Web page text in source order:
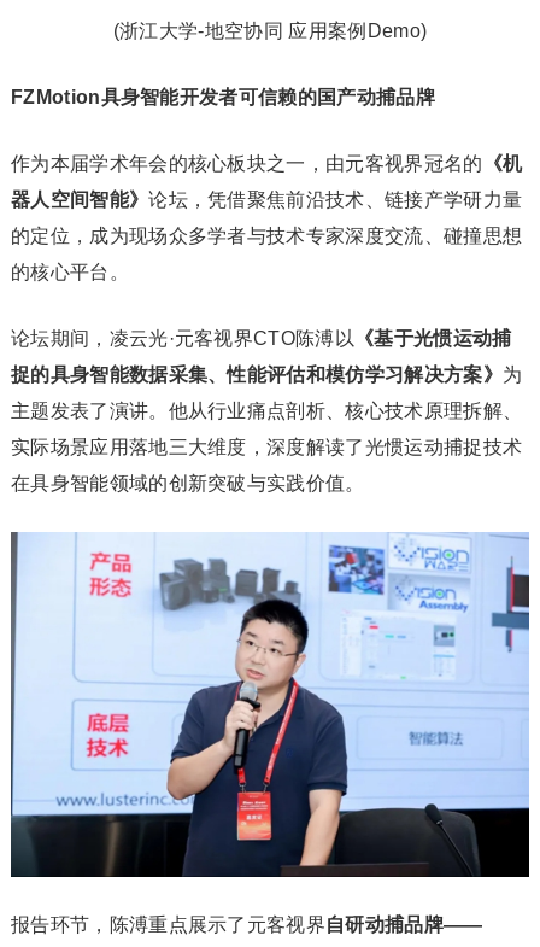
(浙江大学-地空协同 应用案例Demo)
FZMotion具身智能开发者可信赖的国产动捕品牌
作为本届学术年会的核心板块之一，由元客视界冠名的 《机
器人空间智能》论坛，凭借聚焦前沿技术、链接产学研力量
的定位，成为现场众多学者与技术专家深度交流、碰撞思想
的核心平台。
论坛期间，凌云光·元客视界CTO陈溥以
《基于光惯运动捕
捉的具身智能数据采集、性能评估和模仿学习解决方案》 为
主题发表了演讲。他从行业痛点剖析、核心技术原理拆解、
实际场景应用落地三大维度，深度解读了光惯运动捕捉技术
在具身智能领域的创新突破与实践价值。
报告环节，陈溥重点展示了元客视界自研动捕品牌——